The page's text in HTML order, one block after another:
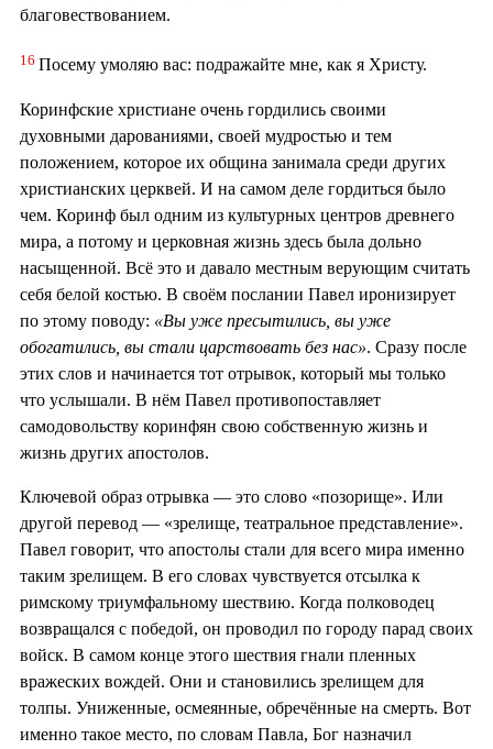
благовествованием.
16 Посему умоляю вас: подражайте мне, как я Христу.
Коринфские христиане очень гордились своими
духовными дарованиями, своей мудростью и тем
положением, которое их община занимала среди других
христианских церквей. И на самом деле гордиться было
чем. Коринф был одним из культурных центров древнего
мира, а потому и церковная жизнь здесь была дольно
насыщенной. Всё это и давало местным верующим считать
себя белой костью. В своём послании Павел иронизирует
по этому поводу: «Вы уже пресытились, вы уже
обогатились, вы стали царствовать без нас». Сразу после
этих слов и начинается тот отрывок, который мы только
что услышали. В нём Павел противопоставляет
самодовольству коринфян свою собственную жизнь и
жизнь других апостолов.
Ключевой образ отрывка — это слово «позорище». Или
другой перевод — «зрелище, театральное представление».
Павел говорит, что апостолы стали для всего мира именно
таким зрелищем. В его словах чувствуется отсылка к
римскому триумфальному шествию. Когда полководец
возвращался с победой, он проводил по городу парад своих
войск. В самом конце этого шествия гнали пленных
вражеских вождей. Они и становились зрелищем для
толпы. Униженные, осмеянные, обречённые на смерть. Вот
именно такое место, по словам Павла, Бог назначил